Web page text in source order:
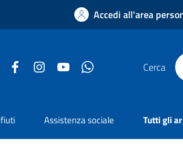
Accedi all'area
Facebook InstagramYouTube Cerca
Assistenza sociale Tutti gli